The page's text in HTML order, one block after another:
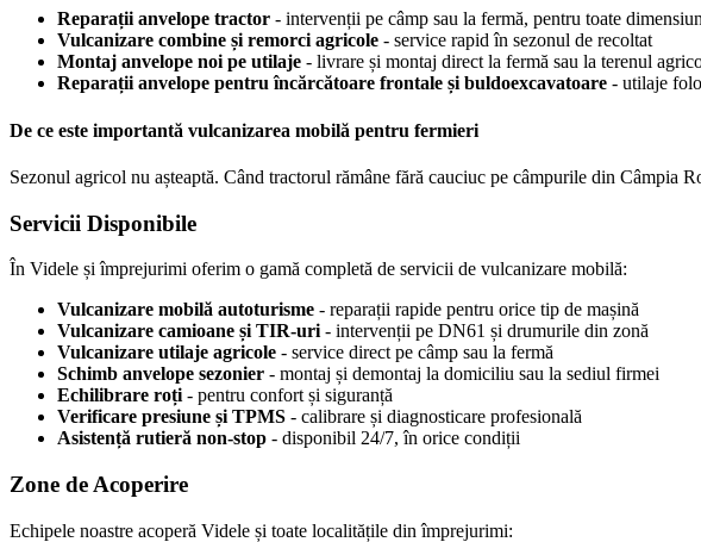
Reparații anvelope tractor - intervenții pe câmp sau la fermă, pentru toate
Vulcanizare combine și remorci agricole - service rapid în sezonul de recoltat
Montaj anvelope noi pe utilaje - livrare și montaj direct la fermă sau la terenul
Reparații anvelope pentru încărcătoare frontale și buldoexcavatoare - utilaje
De ce este importantă vulcanizarea mobilă pentru fermieri
Sezonul agricol nu așteaptă. Când tractorul rămâne fără cauciuc pe câmpurile din Câmpia
Servicii Disponibile
În Videle și împrejurimi oferim o gamă completă de servicii de vulcanizare mobilă:
Vulcanizare mobilă autoturisme - reparații rapide pentru orice tip de mașină
Vulcanizare camioane și TIR-uri - intervenții pe DN61 și drumurile din zonă
Vulcanizare utilaje agricole - service direct pe câmp sau la fermă
Schimb anvelope sezonier - montaj și demontaj la domiciliu sau la sediul firmei
Echilibrare roți - pentru confort și siguranță
Verificare presiune și TPMS - calibrare și diagnosticare profesională
Asistență rutieră non-stop - disponibil 24/7, în orice condiții
Zone de Acoperire
Echipele noastre acoperă Videle și toate localitățile din împrejurimi: